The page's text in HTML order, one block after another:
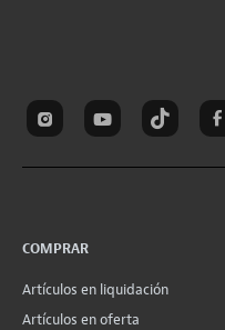
COMPRAR
Artículos en liquidación
Artículos en oferta